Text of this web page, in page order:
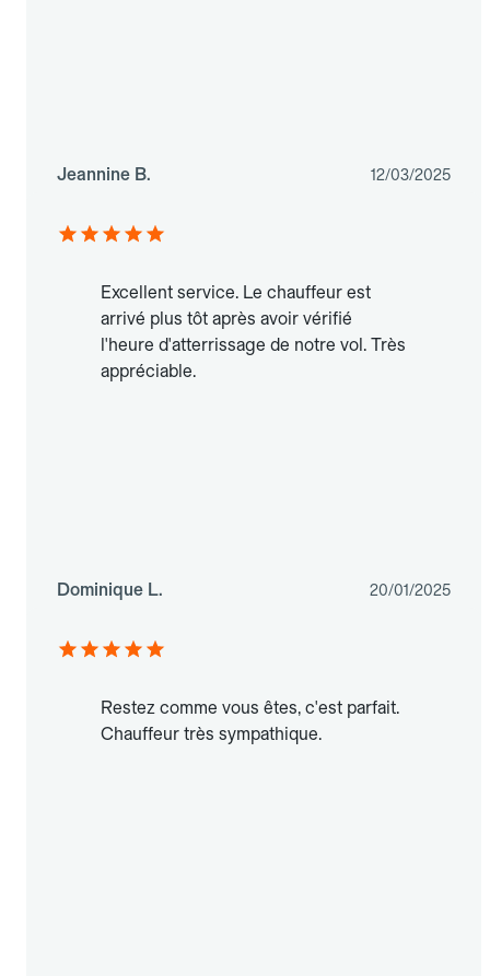
Jeannine B. 12/03/2025
Excellent service. Le chauffeur est
arrivé plus tôt après avoir vérifié
l'heure d'atterrissage de notre vol. Très
appréciable.
Dominique L. 20/01/2025
Restez comme vous êtes, c'est parfait.
Chauffeur très sympathique.